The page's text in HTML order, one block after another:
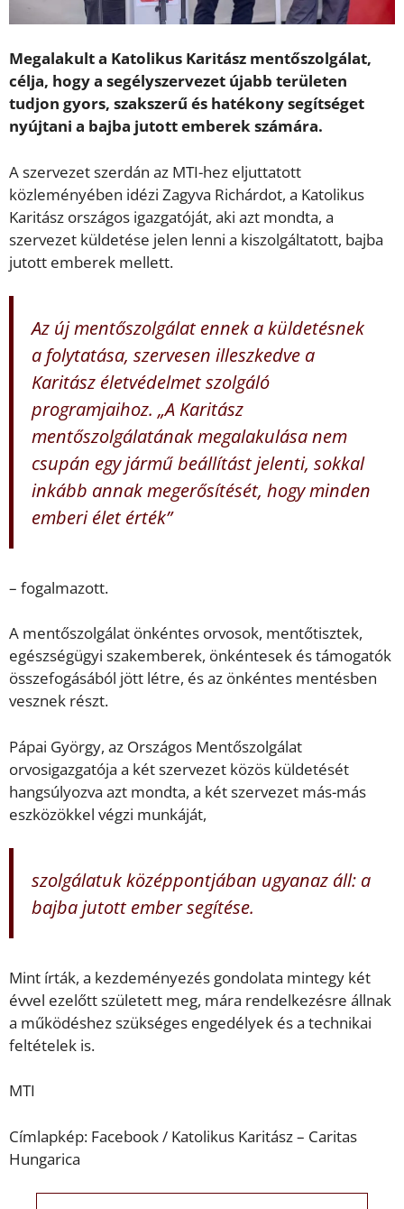
Megalakult a Katolikus Karitász mentőszolgálat,
célja, hogy a segélyszervezet újabb területen
tudjon gyors, szakszerű és hatékony segítséget
nyújtani a bajba jutott emberek számára.
A szervezet szerdán az MTI-hez eljuttatott
közleményében idézi Zagyva Richárdot, a Katolikus
Karitász országos igazgatóját, aki azt mondta, a
szervezet küldetése jelen lenni a kiszolgáltatott, bajba
jutott emberek mellett.
Az új mentőszolgálat ennek a küldetésnek
a folytatása, szervesen illeszkedve a
Karitász életvédelmet szolgáló
programjaihoz. „A Karitász
mentőszolgálatának megalakulása nem
csupán egy jármű beállítást jelenti, sokkal
inkább annak megerősítését, hogy minden
emberi élet érték”
– fogalmazott.
A mentőszolgálat önkéntes orvosok, mentőtisztek,
egészségügyi szakemberek, önkéntesek és támogatók
összefogásából jött létre, és az önkéntes mentésben
vesznek részt.
Pápai György, az Országos Mentőszolgálat
orvosigazgatója a két szervezet közös küldetését
hangsúlyozva azt mondta, a két szervezet más-más
eszközökkel végzi munkáját,
szolgálatuk középpontjában ugyanaz áll: a
bajba jutott ember segítése.
Mint írták, a kezdeményezés gondolata mintegy két
évvel ezelőtt született meg, mára rendelkezésre állnak
a működéshez szükséges engedélyek és a technikai
feltételek is.
MTI
Címlapkép: Facebook / Katolikus Karitász – Caritas
Hungarica